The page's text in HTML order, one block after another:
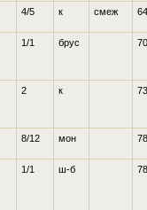
4/5 к смеж
1/1 брус
2 к
8/12 мон
1/1 ш-б